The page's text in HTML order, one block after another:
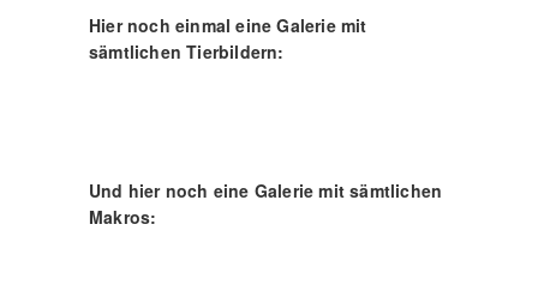
Hier noch einmal eine Galerie mit
sämtlichen Tierbildern:
Und hier noch eine Galerie mit sämtlichen
Makros: